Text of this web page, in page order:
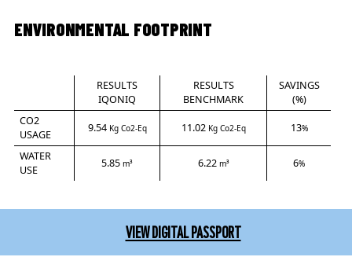
ENVIRONMENTAL FOOTPRINT
RESULTS
IQONIQ
RESULTS
BENCHMARK
SAVINGS
(%)
CO2
USAGE
9.54 Kg Co2-Eq 11.02 Kg Co2-Eq 13%
WATER
USE
5.85 m³ 6.22 m³ 6%
VIEW DIGITAL PASSPORT